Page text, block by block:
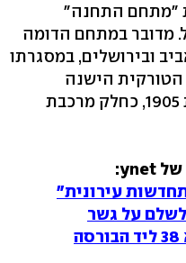
"מתחם התחנה"
שקל. מדובר במתחם הדומה
ובירושלים, במסגרתו
הישנה
שהוקמה לפני 110 שנים בשנת 1905, כחלק מרכבת
של ynet:
עירונית"
על גשר